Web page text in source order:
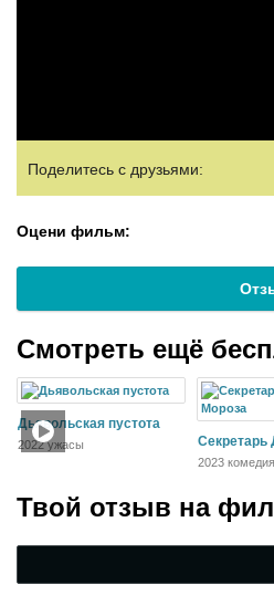
Поделитесь с друзьями:
Оцени фильм:
Смотреть ещё
Дьявольская пустота
2022 ужасы Секретарь
2023
Твой отзыв на